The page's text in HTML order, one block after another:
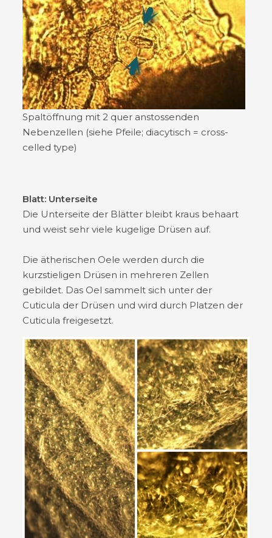
Spaltöffnung mit 2 quer anstossenden
Nebenzellen (siehe Pfeile; diacytisch = cross-
celled type)
Blatt: Unterseite
Die Unterseite der Blätter bleibt kraus behaart
und weist sehr viele kugelige Drüsen auf.
Die ätherischen Oele werden durch die
kurzstieligen Drüsen in mehreren Zellen
gebildet. Das Oel sammelt sich unter der
Cuticula der Drüsen und wird durch Platzen der
Cuticula freigesetzt.